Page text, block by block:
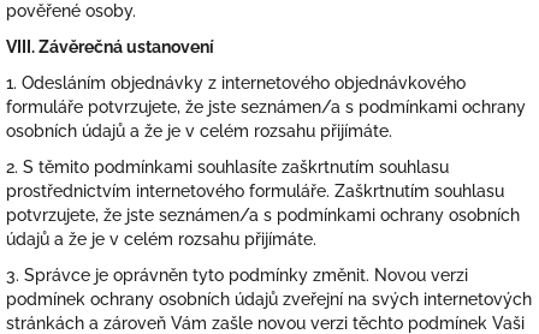
pověřené osoby.
VIII.Závěrečná ustanovení
1. Odesláním objednávky z internetového objednávkového
formuláře potvrzujete, že jste seznámen/a s podmínkami ochrany
osobních údajů a že je v celém rozsahu přijímáte.
2. S těmito podmínkami souhlasíte zaškrtnutím souhlasu
prostřednictvím internetového formuláře. Zaškrtnutím souhlasu
potvrzujete, že jste seznámen/a s podmínkami ochrany osobních
údajů a že je v celém rozsahu přijímáte.
3. Správce je oprávněn tyto podmínky změnit. Novou verzi
podmínek ochrany osobních údajů zveřejní na svých internetových
stránkách a zároveň Vám zašle novou verzi těchto podmínek Vaši